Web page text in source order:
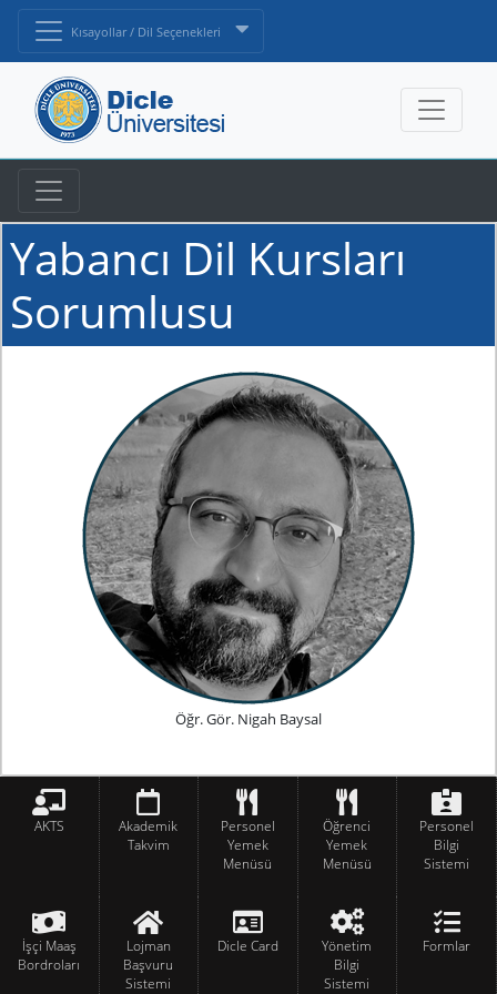
Kısayollar / Dil Seçenekleri
Yabancı Dil Kursları
Sorumlusu
Öğr. Gör. Nigah Baysal
AKTS
Akademik
Takvim
Personel
Yemek
Menüsü
Öğrenci
Yemek
Menüsü
Personel
Bilgi
Sistemi
İşçi Maaş
Bordroları
Lojman
Başvuru
Sistemi
Dicle Card
Yönetim
Bilgi
Sistemi
Formlar